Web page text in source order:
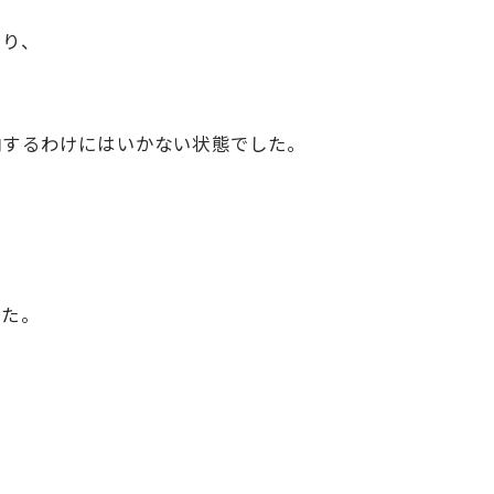
、
るわけにはいかない状態でした。
。